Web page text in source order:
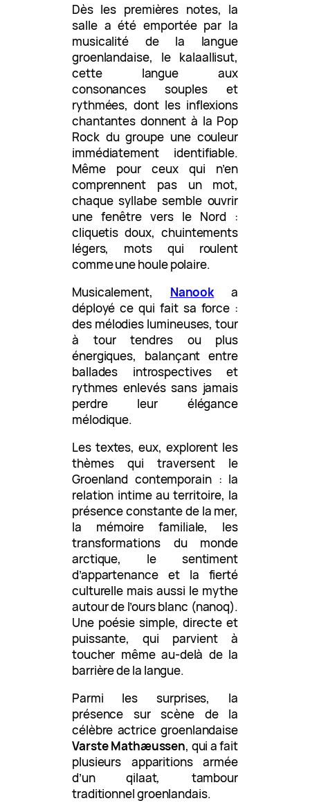
Dès les premières notes, la
salle a été emportée par la
musicalité de la langue
groenlandaise, le kalaallisut,
cette langue aux
consonances souples et
rythmées, dont les inflexions
chantantes donnent à la Pop
Rock du groupe une couleur
immédiatement identifiable.
Même pour ceux qui n’en
comprennent pas un mot,
chaque syllabe semble ouvrir
une fenêtre vers le Nord :
cliquetis doux, chuintements
légers, mots qui roulent
comme une houle polaire.
Musicalement, Nanooka
déployé ce qui fait sa force :
des mélodies lumineuses, tour
à tour tendres ou plus
énergiques, balançant entre
ballades introspectives et
rythmes enlevés sans jamais
perdre leur élégance
mélodique.
Les textes, eux, explorent les
thèmes qui traversent le
Groenland contemporain : la
relation intime au territoire, la
présence constante de la mer,
la mémoire familiale, les
transformations du monde
arctique, le sentiment
d’appartenance et la fierté
culturelle mais aussi le mythe
autour de l’ours blanc (nanoq).
Une poésie simple, directe et
puissante, qui parvient à
toucher même au-delà de la
barrière de la langue.
Parmi les surprises, la
présence sur scène de la
célèbre actrice groenlandaise
Varste Mathæussen, qui a fait
plusieurs apparitions armée
d’un qilaat, tambour
traditionnel groenlandais.